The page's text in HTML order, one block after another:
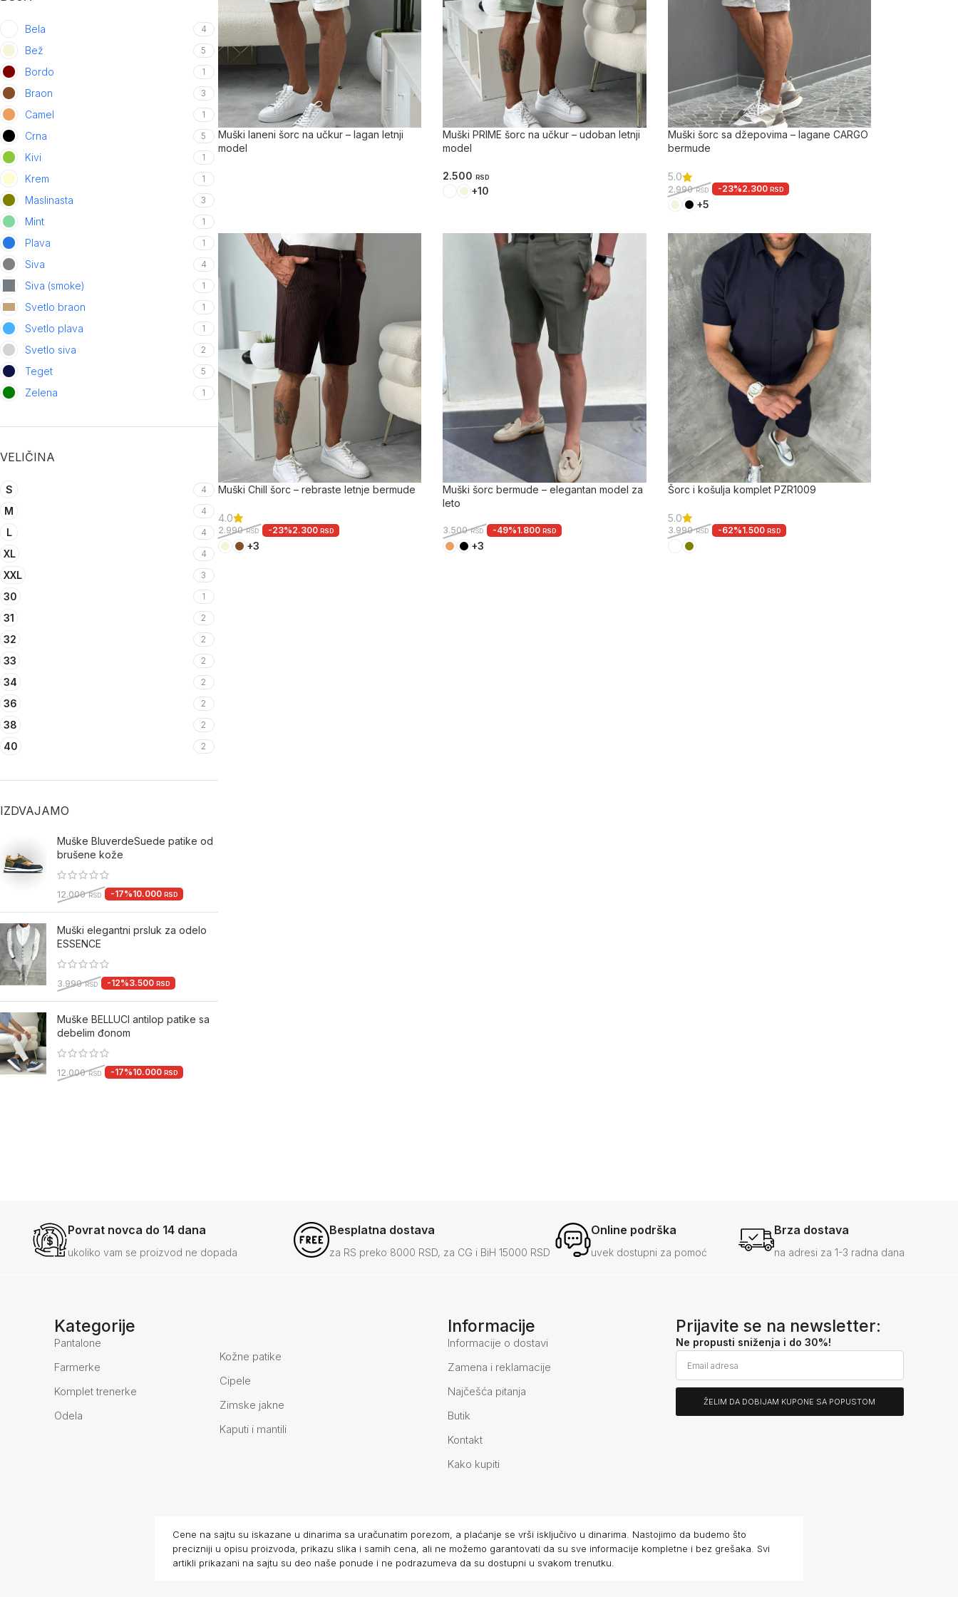
Bela 4
Bež 5
Bordo 1
Braon 3
Camel 1
Crna 5
Kivi 1
Krem 1
Maslinasta 3
Mint 1
Plava 1
Siva 4
Siva (smoke) 1
Svetlo braon 1
Svetlo plava 1
Svetlo siva 2
Teget 5
Zelena 1
VELIČINA
S 4
M 4
L 4
XL 4
XXL 3
30 1
31 2
32 2
33 2
34 2
36 2
38 2
40 2
IZDVAJAMO
Muške BluverdeSuede patike od
brušene kože
12.000RSD -17%10.000 RSD
Muški elegantni prsluk za odelo
ESSENCE
3.990RSD -12%3.500 RSD
Muške BELLUCI antilop patike sa
debelim đonom
12.000RSD -17%10.000 RSD
Muški laneni šorc na učkur – lagan letnji
model
Muški PRIME šorc na učkur – udoban letnji
model
2.500 RSD
+10
Muški šorc sa džepovima – lagane CARGO
bermude
5.0
2.990RSD -23%2.300 RSD
+5
Muški Chill šorc – rebraste letnje bermude
4.0
2.990RSD -23%2.300 RSD
+3
Muški šorc bermude – elegantan model za
leto
3.500RSD -49%1.800 RSD
+3
Šorc i košulja komplet PZR1009
5.0
3.990RSD -62%1.500 RSD
Povrat novca do 14 dana
ukoliko vam se proizvod ne dopada
Besplatna dostava
za RS preko 8000 RSD, za CG i BiH 15000 RSD
Online podrška
uvek dostupni za pomoć
Brza dostava
na adresi za 1-3 radna dana
Kategorije
Pantalone
Farmerke
Komplet trenerke
Odela
Kožne patike
Cipele
Zimske jakne
Kaputi i mantili
Informacije
Informacije o dostavi
Zamena i reklamacije
Najčešća pitanja
Butik
Kontakt
Kako kupiti
Prijavite se na newsletter:
Ne propusti sniženja i do 30%!
ŽELIM DA DOBIJAM KUPONE SA POPUSTOM
Cene na sajtu su iskazane u dinarima sa uračunatim porezom, a plaćanje se vrši isključivo u dinarima. Nastojimo da budemo što
precizniji u opisu proizvoda, prikazu slika i samih cena, ali ne možemo garantovati da su sve informacije kompletne i bez grešaka. Svi
artikli prikazani na sajtu su deo naše ponude i ne podrazumeva da su dostupni u svakom trenutku.